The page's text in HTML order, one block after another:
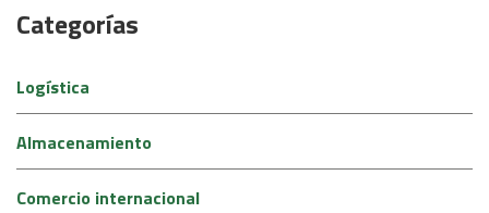
Categorías
Logística
Almacenamiento
Comercio internacional